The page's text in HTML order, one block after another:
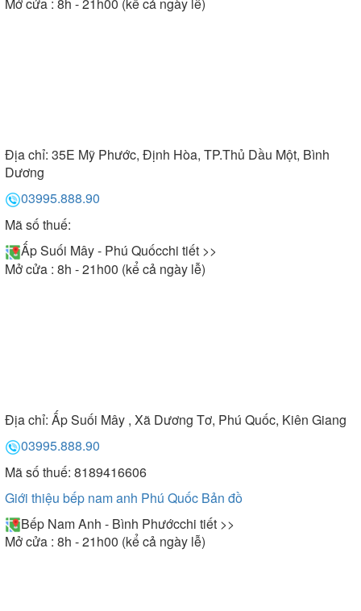
Mở cửa : 8h - 21h00 (kể cả ngày lễ)
Địa chỉ: 35E Mỹ Phước, Định Hòa, TP.Thủ Dầu Một, Bình
Dương
03995.888.90
Mã số thuế:
Ấp Suối Mây - Phú Quốcchi tiết >>
Mở cửa : 8h - 21h00 (kể cả ngày lễ)
Địa chỉ: Ấp Suối Mây , Xã Dương Tơ, Phú Quốc, Kiên Giang
03995.888.90
Mã số thuế: 8189416606
Giới thiệu bếp nam anh Phú Quốc Bản đồ
Bếp Nam Anh - Bình Phướcchi tiết >>
Mở cửa : 8h - 21h00 (kể cả ngày lễ)